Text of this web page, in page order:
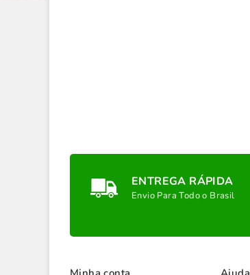
ENTREGA RÁPIDA
Envio Para Todo o Brasil